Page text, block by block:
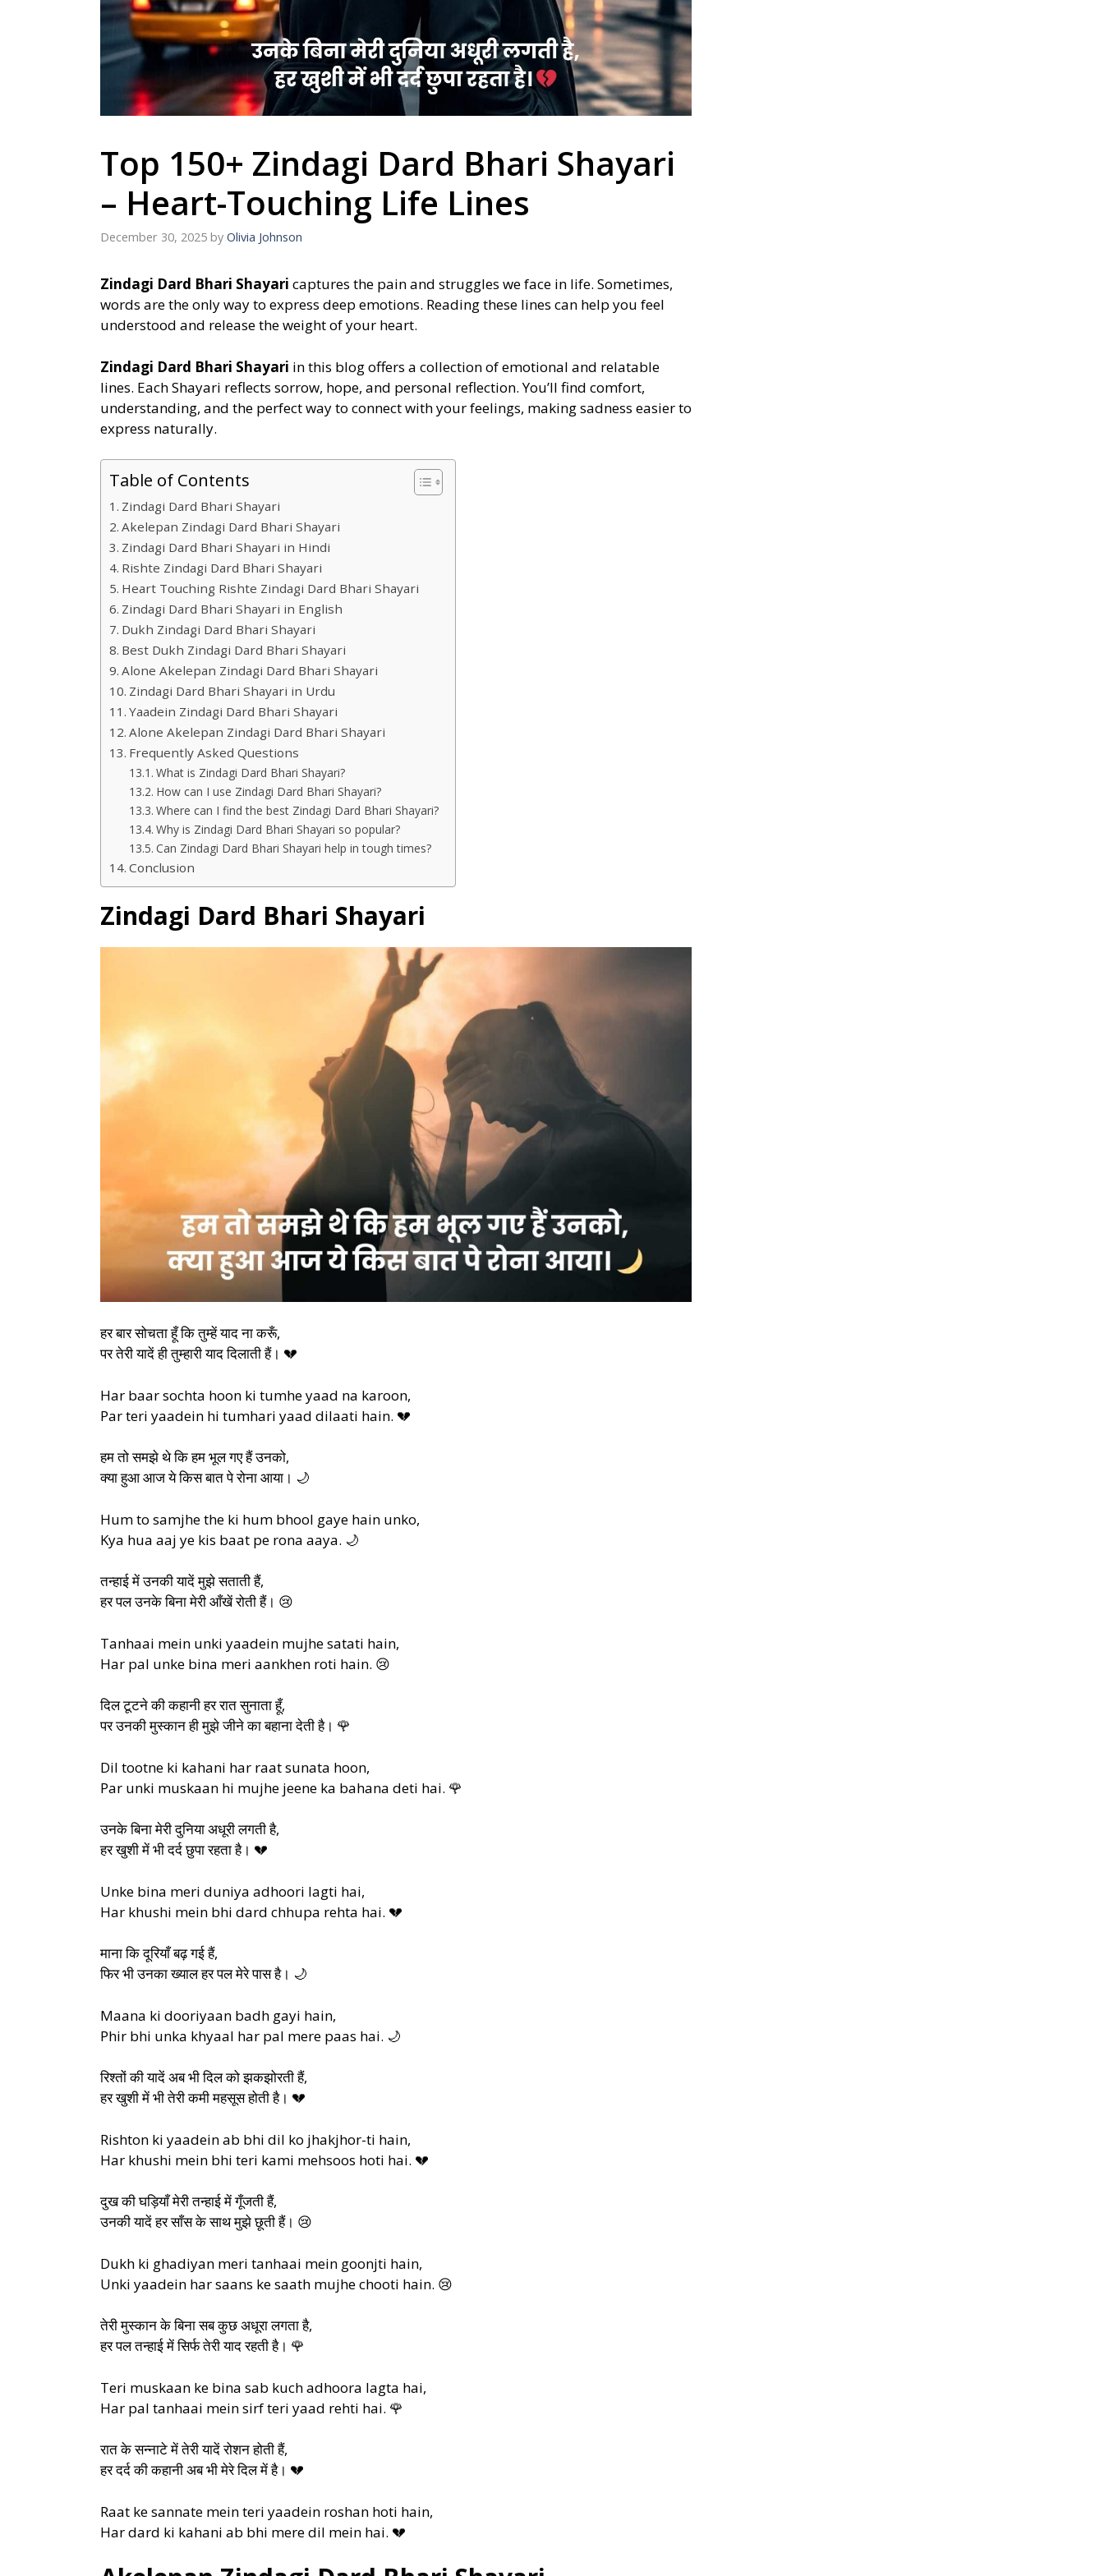
Top 150+ Zindagi Dard Bhari Shayari
– Heart-Touching Life Lines
December 30, 2025 by Olivia Johnson
Zindagi Dard Bhari Shayari captures the pain and struggles we face in life. Sometimes,
words are the only way to express deep emotions. Reading these lines can help you feel
understood and release the weight of your heart.
Zindagi Dard Bhari Shayari in this blog offers a collection of emotional and relatable
lines. Each Shayari reflects sorrow, hope, and personal reflection. You’ll find comfort,
understanding, and the perfect way to connect with your feelings, making sadness easier to
express naturally.
Table of Contents
Zindagi Dard Bhari Shayari
Akelepan Zindagi Dard Bhari Shayari
Zindagi Dard Bhari Shayari in Hindi
Rishte Zindagi Dard Bhari Shayari
Heart Touching Rishte Zindagi Dard Bhari Shayari
Zindagi Dard Bhari Shayari in English
Dukh Zindagi Dard Bhari Shayari
Best Dukh Zindagi Dard Bhari Shayari
Alone Akelepan Zindagi Dard Bhari Shayari
Zindagi Dard Bhari Shayari in Urdu
Yaadein Zindagi Dard Bhari Shayari
Alone Akelepan Zindagi Dard Bhari Shayari
Frequently Asked Questions
What is Zindagi Dard Bhari Shayari?
How can I use Zindagi Dard Bhari Shayari?
Where can I find the best Zindagi Dard Bhari Shayari?
Why is Zindagi Dard Bhari Shayari so popular?
Can Zindagi Dard Bhari Shayari help in tough times?
Conclusion
Zindagi Dard Bhari Shayari
हर बार सोचता हूँ कि तुम्हें याद ना करूँ,
पर तेरी यादें ही तुम्हारी याद दिलाती हैं। 💔
Har baar sochta hoon ki tumhe yaad na karoon,
Par teri yaadein hi tumhari yaad dilaati hain. 💔
हम तो समझे थे कि हम भूल गए हैं उनको,
क्या हुआ आज ये किस बात पे रोना आया। 🌙
Hum to samjhe the ki hum bhool gaye hain unko,
Kya hua aaj ye kis baat pe rona aaya. 🌙
तन्हाई में उनकी यादें मुझे सताती हैं,
हर पल उनके बिना मेरी आँखें रोती हैं। 😢
Tanhaai mein unki yaadein mujhe satati hain,
Har pal unke bina meri aankhen roti hain. 😢
दिल टूटने की कहानी हर रात सुनाता हूँ,
पर उनकी मुस्कान ही मुझे जीने का बहाना देती है। 🌹
Dil tootne ki kahani har raat sunata hoon,
Par unki muskaan hi mujhe jeene ka bahana deti hai. 🌹
उनके बिना मेरी दुनिया अधूरी लगती है,
हर खुशी में भी दर्द छुपा रहता है। 💔
Unke bina meri duniya adhoori lagti hai,
Har khushi mein bhi dard chhupa rehta hai. 💔
माना कि दूरियाँ बढ़ गई हैं,
फिर भी उनका ख्याल हर पल मेरे पास है। 🌙
Maana ki dooriyaan badh gayi hain,
Phir bhi unka khyaal har pal mere paas hai. 🌙
रिश्तों की यादें अब भी दिल को झकझोरती हैं,
हर खुशी में भी तेरी कमी महसूस होती है। 💔
Rishton ki yaadein ab bhi dil ko jhakjhor-ti hain,
Har khushi mein bhi teri kami mehsoos hoti hai. 💔
दुख की घड़ियाँ मेरी तन्हाई में गूँजती हैं,
उनकी यादें हर साँस के साथ मुझे छूती हैं। 😢
Dukh ki ghadiyan meri tanhaai mein goonjti hain,
Unki yaadein har saans ke saath mujhe chooti hain. 😢
तेरी मुस्कान के बिना सब कुछ अधूरा लगता है,
हर पल तन्हाई में सिर्फ तेरी याद रहती है। 🌹
Teri muskaan ke bina sab kuch adhoora lagta hai,
Har pal tanhaai mein sirf teri yaad rehti hai. 🌹
रात के सन्नाटे में तेरी यादें रोशन होती हैं,
हर दर्द की कहानी अब भी मेरे दिल में है। 💔
Raat ke sannate mein teri yaadein roshan hoti hain,
Har dard ki kahani ab bhi mere dil mein hai. 💔